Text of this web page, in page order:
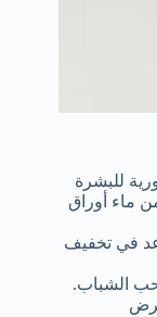
للبشرة
على مكونات طبيعية 50% من ماء أوراق
في تخفيف
الشباب.